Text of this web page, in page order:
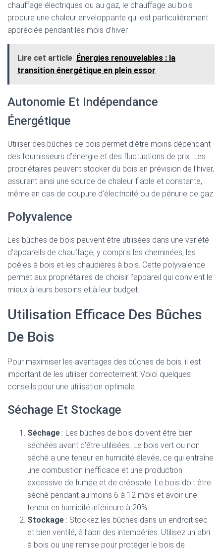
chauffage électriques ou au gaz, le chauffage au bois
procure une chaleur enveloppante qui est particulièrement
appréciée pendant les mois d’hiver.
Lire cet article Énergies renouvelables : la
transition énergétique en plein essor
Autonomie Et Indépendance
Énergétique
Utiliser des bûches de bois permet d’être moins dépendant
des fournisseurs d’énergie et des fluctuations de prix. Les
propriétaires peuvent stocker du bois en prévision de l’hiver,
assurant ainsi une source de chaleur fiable et constante,
même en cas de coupure d’électricité ou de pénurie de gaz.
Polyvalence
Les bûches de bois peuvent être utilisées dans une variété
d’appareils de chauffage, y compris les cheminées, les
poêles à bois et les chaudières à bois. Cette polyvalence
permet aux propriétaires de choisir l’appareil qui convient le
mieux à leurs besoins et à leur budget.
Utilisation Efficace Des Bûches
De Bois
Pour maximiser les avantages des bûches de bois, il est
important de les utiliser correctement. Voici quelques
conseils pour une utilisation optimale.
Séchage Et Stockage
Séchage : Les bûches de bois doivent être bien
séchées avant d’être utilisées. Le bois vert ou non
séché a une teneur en humidité élevée, ce qui entraîne
une combustion inefficace et une production
excessive de fumée et de créosote. Le bois doit être
séché pendant au moins 6 à 12 mois et avoir une
teneur en humidité inférieure à 20%.
Stockage : Stockez les bûches dans un endroit sec
et bien ventilé, à l’abri des intempéries. Utilisez un abri
à bois ou une remise pour protéger le bois de